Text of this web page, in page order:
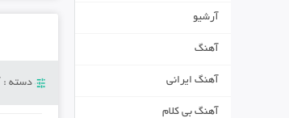
دسته :
آرشیو
آهنگ
آهنگ ایرانی
آهنگ بی کلام